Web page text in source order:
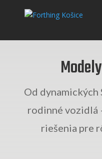
Od dynamických
rodinné vozidlá
riešenia pre